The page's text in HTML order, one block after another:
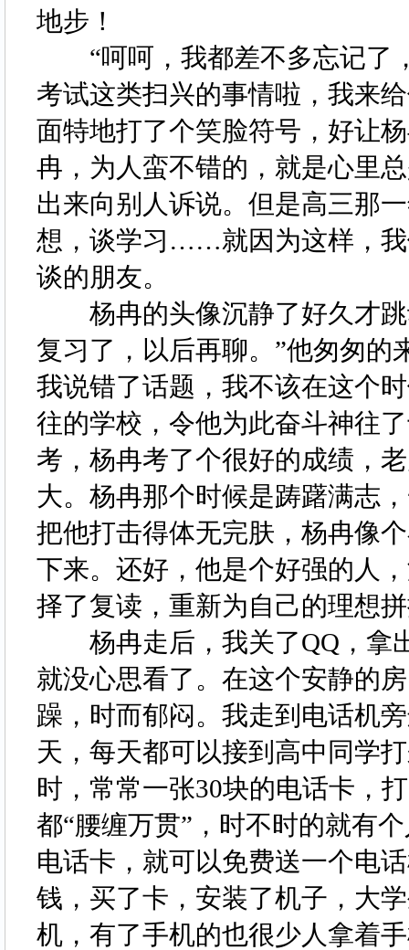
地步！
“呵呵，我都差不多忘记了
考试这类扫兴的事情啦，我来
面特地打了个笑脸符号，好让
冉，为人蛮不错的，就是心里
出来向别人诉说。但是高三那
想，谈学习……就因为这样，我
谈的朋友。
杨冉的头像沉静了好久才跳
复习了，以后再聊。”他匆匆的
我说错了话题，我不该在这个
往的学校，令他为此奋斗神往
考，杨冉考了个很好的成绩，
大。杨冉那个时候是踌躇满志
把他打击得体无完肤，杨冉像
下来。还好，他是个好强的人
择了复读，重新为自己的理想
杨冉走后，我关了QQ，拿
就没心思看了。在这个安静的
躁，时而郁闷。我走到电话机
天，每天都可以接到高中同学
时，常常一张30块的电话卡，
都“腰缠万贯”，时不时的就有
电话卡，就可以免费送一个电
钱，买了卡，安装了机子，大
机，有了手机的也很少人拿着